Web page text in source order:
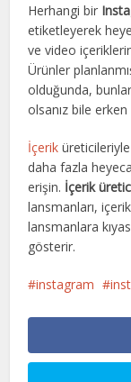
Herhangi bir
etiketleyerek
ve video
Ürünler
olduğunda,
olsanız bile
İçerik
daha fazla
erişin. İçerik
lansmanları,
lansmanlara
gösterir.
instagram